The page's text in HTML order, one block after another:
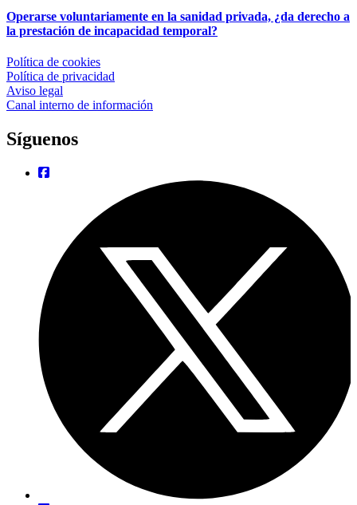
Operarse voluntariamente en la sanidad privada, ¿da derecho a
la prestación de incapacidad temporal?
Política de cookies
Política de privacidad
Aviso legal
Canal interno de información
Síguenos